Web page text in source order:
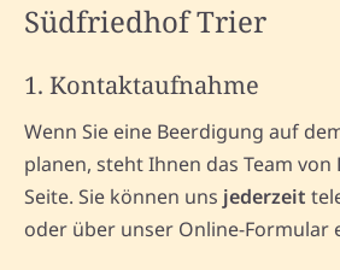
Südfriedhof Trier
1. Kontaktaufnahme
Wenn Sie eine Beerdigung auf
planen, steht Ihnen das Team von
Seite. Sie können uns jederzeit
oder über unser Online-Formular